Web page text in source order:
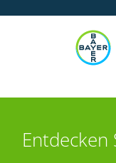
Entdecken